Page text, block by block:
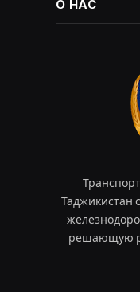
О НАС
Таджикистан
решающую